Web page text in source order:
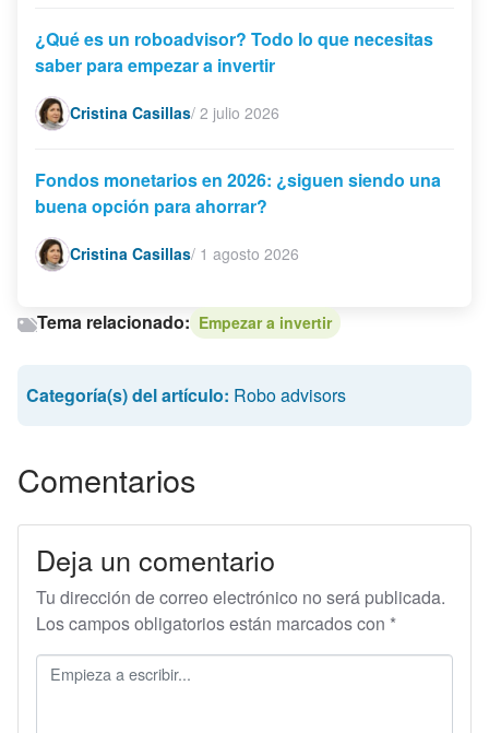
¿Qué es un roboadvisor? Todo lo que necesitas
saber para empezar a invertir
Cristina Casillas/ 2 julio 2026
Fondos monetarios en 2026: ¿siguen siendo una
buena opción para ahorrar?
Cristina Casillas/ 1 agosto 2026
Tema relacionado: Empezar a invertir
Categoría(s) del artículo: Robo advisors
Comentarios
Deja un comentario
Tu dirección de correo electrónico no será publicada.
Los campos obligatorios están marcados con *